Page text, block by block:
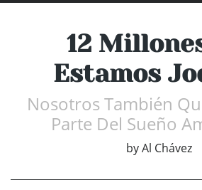
12
Estamos
Nosotros También
Parte Del Sueño
by Al Chávez